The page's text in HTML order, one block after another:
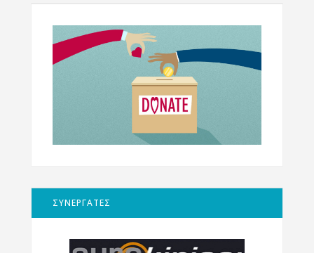
ΣΥΝΕΡΓΑΤΕΣ